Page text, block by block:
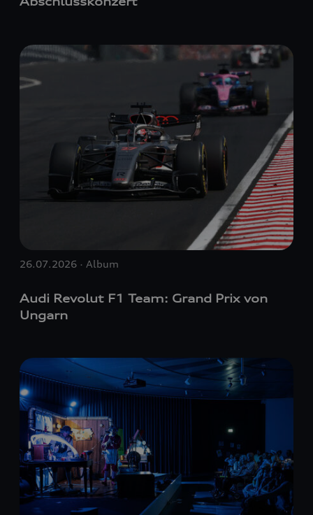
26.07.2026 · Album
Audi Revolut F1 Team: Grand Prix von
Ungarn